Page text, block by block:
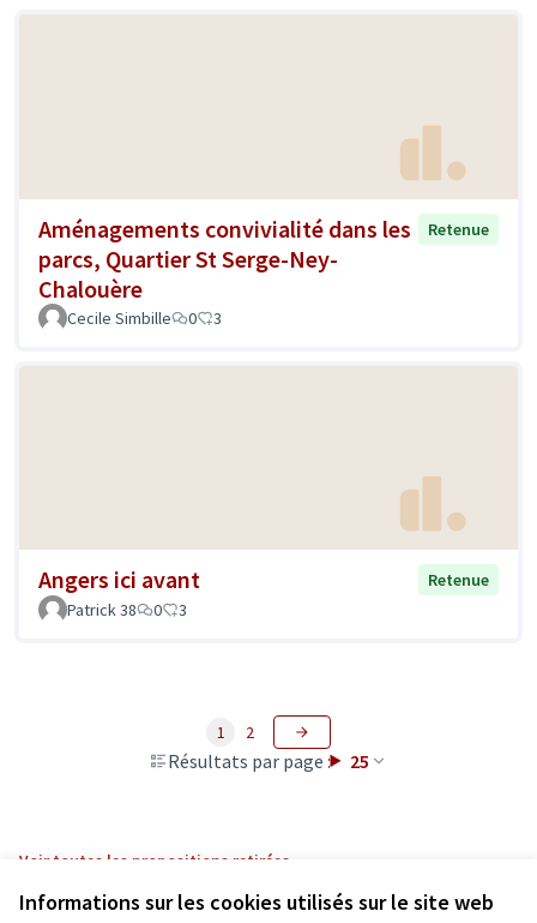
Informations sur les cookies utilisés sur le site web
Aménagements convivialité dans les
parcs, Quartier St Serge-Ney-
Chalouère
Retenue
Cecile Simbille 0 3
Angers ici avant
Retenue
Patrick 38
0 3
Résultats par page : 25
1 2
Voir toutes les propositions retirées